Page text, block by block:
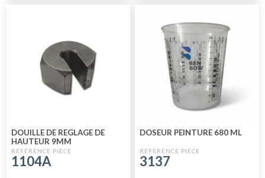
DOUILLE DE REGLAGE DE
HAUTEUR 9MM
1104A
DOSEUR PEINTURE 680 ML
3137